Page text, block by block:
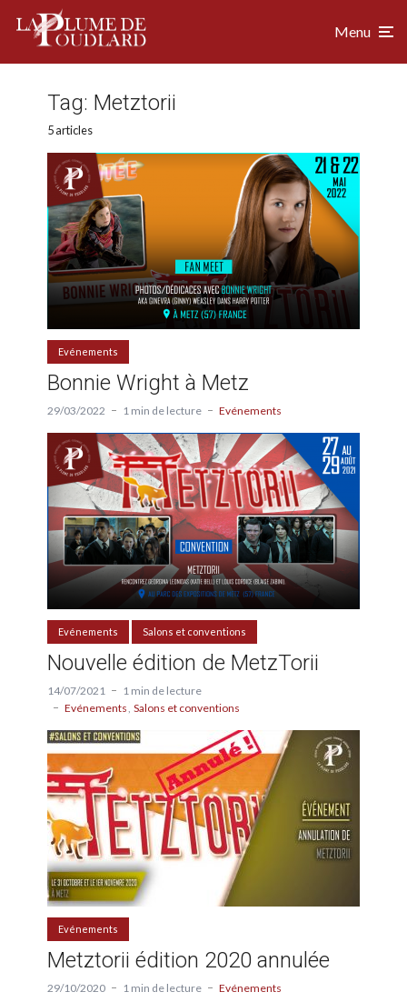
Menu
Tag: Metztorii
5 articles
Evénements
Bonnie Wright à Metz
29/03/2022 1 min de lecture Evénements
Evénements Salons et conventions
Nouvelle édition de MetzTorii
14/07/2021
1 min de lecture
Evénements Salons et conventions
Evénements
Metztorii édition 2020 annulée
29/10/2020 1 min de lecture Evénements